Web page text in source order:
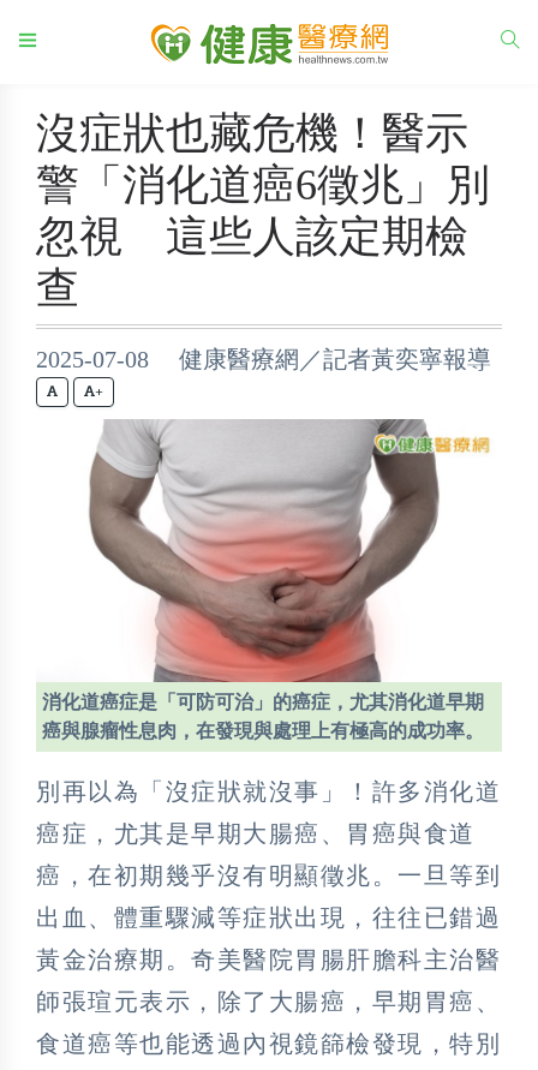
沒症狀也藏危機！醫示
警「消化道癌6徵兆」別
忽視 這些人該定期檢
查
2025-07-08 健康醫療網／記者黃奕寧報導
+
消化道癌症是「可防可治」的癌症，尤其消化道早期
癌與腺瘤性息肉，在發現與處理上有極高的成功率。
別再以為「沒症狀就沒事」！許多消化道
癌症，尤其是早期大腸癌、胃癌與食道
癌，在初期幾乎沒有明顯徵兆。一旦等到
出血、體重驟減等症狀出現，往往已錯過
黃金治療期。奇美醫院胃腸肝膽科主治醫
師張瑄元表示，除了大腸癌，早期胃癌、
食道癌等也能透過內視鏡篩檢發現，特別